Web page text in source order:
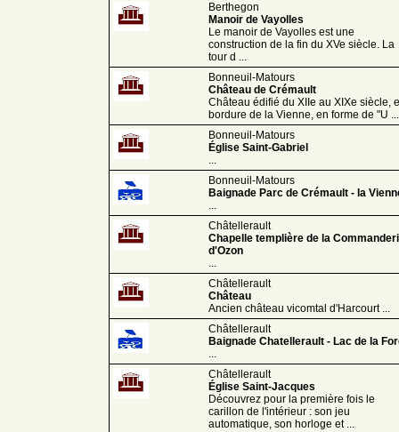
Berthegon
Manoir de Vayolles
Le manoir de Vayolles est une
construction de la fin du XVe siècle. La
tour d ...
Bonneuil-Matours
Château de Crémault
Château édifié du XIIe au XIXe siècle,
bordure de la Vienne, en forme de "U ...
Bonneuil-Matours
Église Saint-Gabriel
...
Bonneuil-Matours
Baignade Parc de Crémault - la
...
Châtellerault
Chapelle templière de la
d'Ozon
...
Châtellerault
Château
Ancien château vicomtal d'Harcourt ...
Châtellerault
Baignade Chatellerault - Lac de la
...
Châtellerault
Église Saint-Jacques
Découvrez pour la première fois le
carillon de l'intérieur : son jeu
automatique, son horloge et ...